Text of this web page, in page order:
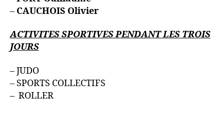
– CAUCHOIS Olivier
ACTIVITES SPORTIVES PENDANT LES TROIS
JOURS
– JUDO
– SPORTS COLLECTIFS
– ROLLER